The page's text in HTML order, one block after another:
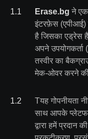
1.1 Erase.bg ने एक
इंटरफ़ेस (एपीआई)
है जिसका एड्रेस है
अपने उपयोगकर्ता
तस्वीर का
मेक-ओवर करने की
1.2 Tयह गोपनीयता
साथ आपके
द्वारा हमें प्रदान